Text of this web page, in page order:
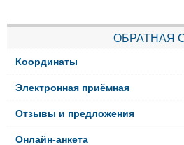
ОБРАТНАЯ
Координаты
Электронная приёмная
Отзывы и предложения
Онлайн-анкета